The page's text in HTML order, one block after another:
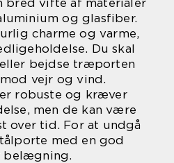
bred vifte af materialer
og glasfiber.
charme og varme,
Du skal
bejdse træporten
vejr og vind.
robuste og kræver
men de kan være
over tid. For at undgå
med en god
belægning.